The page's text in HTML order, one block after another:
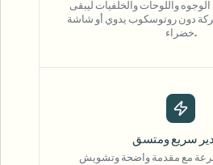
واللوحات والخلفيات ليبقى
دون روتوسكوب يدوي أو شاشة
خضراء.
سريع ومتسق
مع مقدمة واضحة وتشويش